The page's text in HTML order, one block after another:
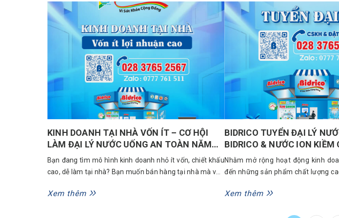
trình 33 năm thương hiệu Việt – từ niềm...
Bidrico đã chính thức được xướng
sự ghi nhận về...
KINH DOANH TẠI NHÀ VỐN ÍT – CƠ HỘI
LÀM ĐẠI LÝ NƯỚC UỐNG AN TOÀN NĂM
2025
Bạn đang tìm mô hình kinh doanh nhỏ ít vốn, chiết khấu
cao, dễ làm tại nhà? Bạn muốn bán hàng tại nhà mà vẫn
uống đóng bình – Giải pháp dành cho bạn! Vì sao nên
Xem thêm
BIDRICO TUYỂN ĐẠI LÝ
BIDRICO & NƯỚC ION KIỀM
GREEN
Nhằm mở rộng hoạt động kinh
đến những sản phẩm chất lượng
phối nước uống tại các tỉnh thành
Xem thêm